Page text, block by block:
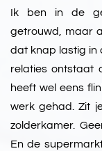
Ik ben in de
getrouwd, maar
dat knap lastig in
relaties ontstaat
heeft wel eens
werk gehad. Zit
zolderkamer.
En de